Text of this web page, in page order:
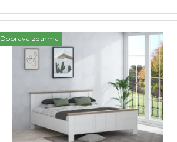
Doprava zdarma